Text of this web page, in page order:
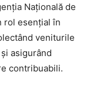
Națională de
rol esențial în
veniturile
asigurând
contribuabili.